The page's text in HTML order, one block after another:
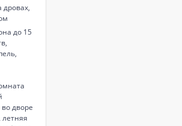
дровах,
до 15
дворе